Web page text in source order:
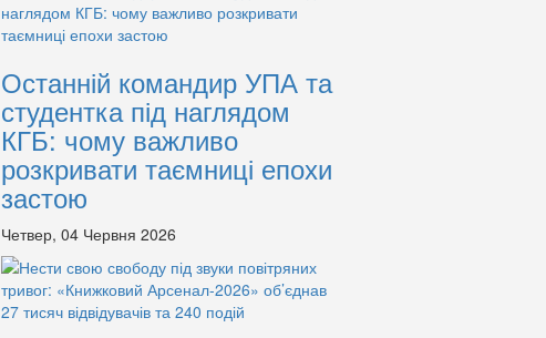
Останній командир УПА та
студентка під наглядом
КГБ: чому важливо
розкривати таємниці епохи
застою
Четвер, 04 Червня 2026